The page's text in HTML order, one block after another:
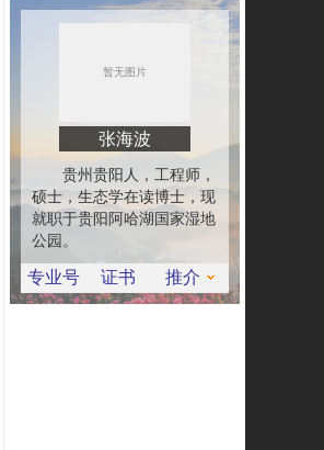
张海波
贵州贵阳人，工程师，
硕士，生态学在读博士，现
就职于贵阳阿哈湖国家湿地
公园。
专业号 证书 推介